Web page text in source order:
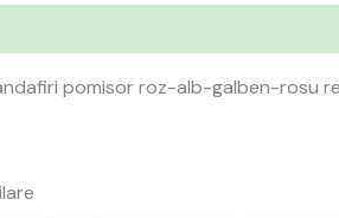
pomisor roz-alb-galben-rosu